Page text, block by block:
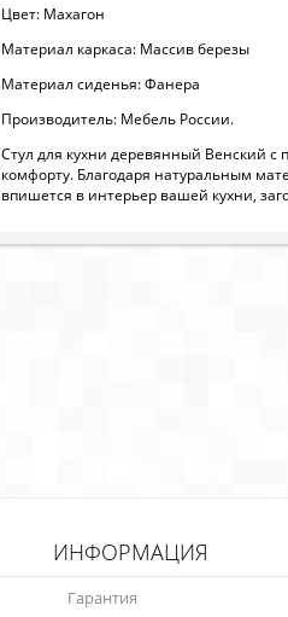
Цвет: Махагон
Материал каркаса: Массив березы
Материал сиденья: Фанера
Производитель: Мебель России.
Стул для кухни деревянный Венский с
комфорту. Благодаря натуральным
впишется в интерьер вашей кухни,
ИНФОРМАЦИЯ
Гарантия